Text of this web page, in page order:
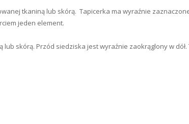
tkaniną lub skórą. Tapicerka ma wyraźnie
jeden element.
skórą. Przód siedziska jest wyraźnie zaokrąglony w